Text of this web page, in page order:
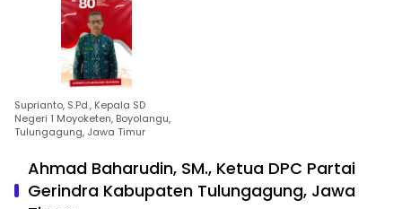
Suprianto, S.Pd., Kepala SD
Negeri 1 Moyoketen, Boyolangu,
Tulungagung, Jawa Timur
Ahmad Baharudin, SM., Ketua DPC Partai
Gerindra Kabupaten Tulungagung, Jawa